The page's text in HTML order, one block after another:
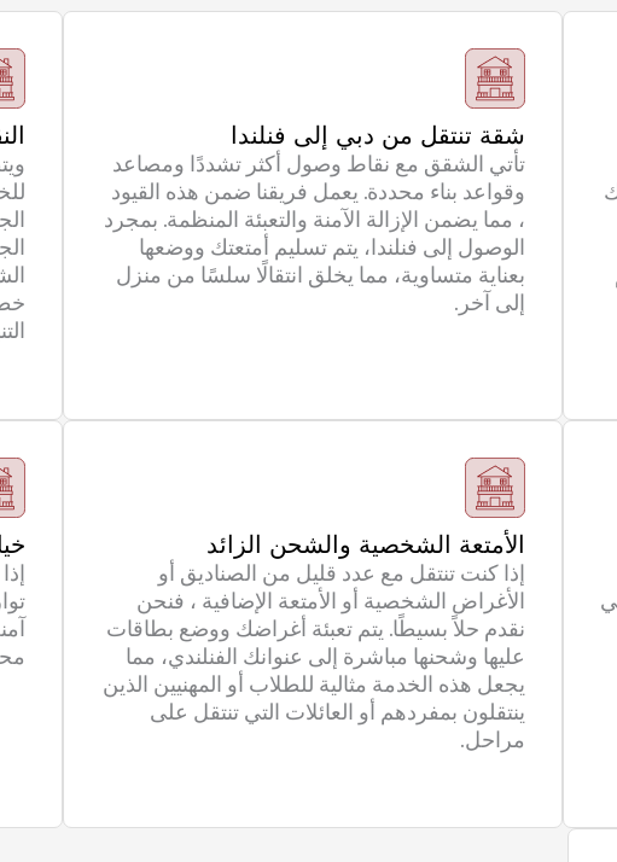
شقة تنتقل من دبي إلى فنلندا
تأتي الشقق مع نقاط وصول أكثر تشددًا ومصاعد
وقواعد بناء محددة. يعمل فريقنا ضمن هذه القيود
، مما يضمن الإزالة الآمنة والتعبئة المنظمة. بمجرد
الوصول إلى فنلندا، يتم تسليم أمتعتك ووضعها
بعناية متساوية، مما يخلق انتقالًا سلسًا من منزل
إلى آخر.
الأمتعة الشخصية والشحن الزائد
إذا كنت تنتقل مع عدد قليل من الصناديق أو
الأغراض الشخصية أو الأمتعة الإضافية ، فنحن
نقدم حلاً بسيطًا. يتم تعبئة أغراضك ووضع بطاقات
عليها وشحنها مباشرة إلى عنوانك الفنلندي، مما
يجعل هذه الخدمة مثالية للطلاب أو المهنيين الذين
ينتقلون بمفردهم أو العائلات التي تنتقل على
مراحل.